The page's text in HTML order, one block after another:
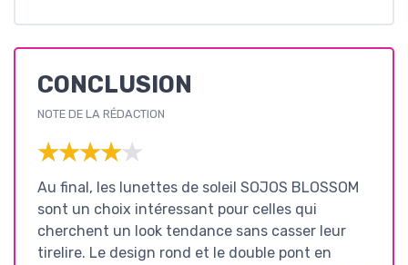
CONCLUSION
NOTE DE LA RÉDACTION
★★★★★
★★★★★
Au final, les lunettes de soleil SOJOS BLOSSOM
sont un choix intéressant pour celles qui
cherchent un look tendance sans casser leur
tirelire. Le design rond et le double pont en